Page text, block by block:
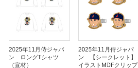
2025年11月侍ジャパ
ン ロングTシャツ
（宣材）
2025年11月侍ジャパ
ン 【シークレット】
イラストMDFクリップ